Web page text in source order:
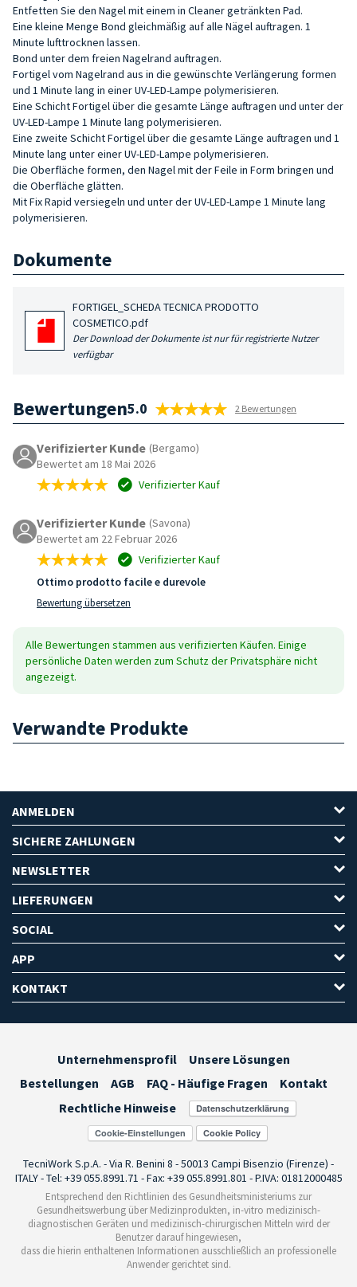
Entfetten Sie den Nagel mit einem in Cleaner getränkten Pad.
Eine kleine Menge Bond gleichmäßig auf alle Nägel auftragen. 1
Minute lufttrocknen lassen.
Bond unter dem freien Nagelrand auftragen.
Fortigel vom Nagelrand aus in die gewünschte Verlängerung formen
und 1 Minute lang in einer UV-LED-Lampe polymerisieren.
Eine Schicht Fortigel über die gesamte Länge auftragen und unter der
UV-LED-Lampe 1 Minute lang polymerisieren.
Eine zweite Schicht Fortigel über die gesamte Länge auftragen und 1
Minute lang unter einer UV-LED-Lampe polymerisieren.
Die Oberfläche formen, den Nagel mit der Feile in Form bringen und
die Oberfläche glätten.
Mit Fix Rapid versiegeln und unter der UV-LED-Lampe 1 Minute lang
polymerisieren.
Dokumente
FORTIGEL_SCHEDA TECNICA PRODOTTO
COSMETICO.pdf
Der Download der Dokumente ist nur für registrierte Nutzer
verfügbar
Bewertungen5.0 2 Bewertungen
Verifizierter Kunde (Bergamo)
Bewertet am 18 Mai 2026
Verifizierter Kauf
Verifizierter Kunde (Savona)
Bewertet am 22 Februar 2026
Verifizierter Kauf
Ottimo prodotto facile e durevole
Bewertung übersetzen
Alle Bewertungen stammen aus verifizierten Käufen. Einige
persönliche Daten werden zum Schutz der Privatsphäre nicht
angezeigt.
Verwandte Produkte
ANMELDEN
SICHERE ZAHLUNGEN
NEWSLETTER
LIEFERUNGEN
SOCIAL
APP
KONTAKT
Unternehmensprofil
Unsere Lösungen
Bestellungen
AGB FAQ - Häufige Fragen
Kontakt
Rechtliche Hinweise
Cookie-Einstellungen
TecniWork S.p.A. - Via R. Benini 8 - 50013 Campi Bisenzio (Firenze) -
ITALY - Tel: +39 055.8991.71 - Fax: +39 055.8991.801 - P.IVA: 01812000485
Entsprechend den Richtlinien des Gesundheitsministeriums zur
Gesundheitswerbung über Medizinprodukten, in-vitro medizinisch-
diagnostischen Geräten und medizinisch-chirurgischen Mitteln wird der
Benutzer darauf hingewiesen,
dass die hierin enthaltenen Informationen ausschließlich an professionelle
Anwender gerichtet sind.